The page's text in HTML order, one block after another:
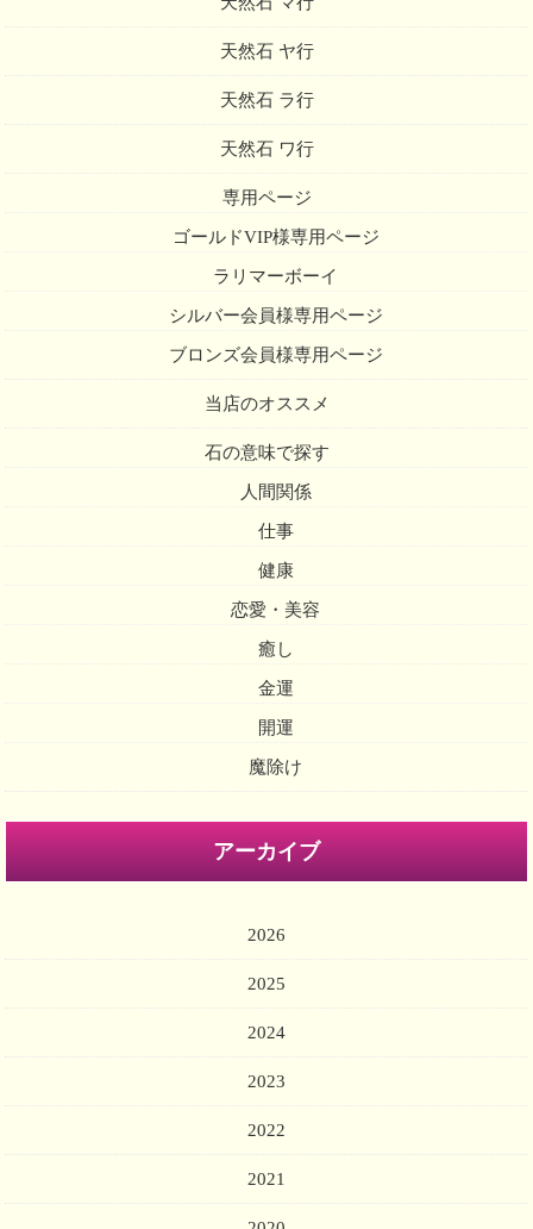
天然石 ヤ行
天然石 ラ行
天然石 ワ行
専用ページ
ゴールドVIP様専用ページ
ラリマーボーイ
シルバー会員様専用ページ
ブロンズ会員様専用ページ
当店のオススメ
石の意味で探す
人間関係
仕事
健康
恋愛・美容
癒し
金運
開運
魔除け
アーカイブ
2026
2025
2024
2023
2022
2021